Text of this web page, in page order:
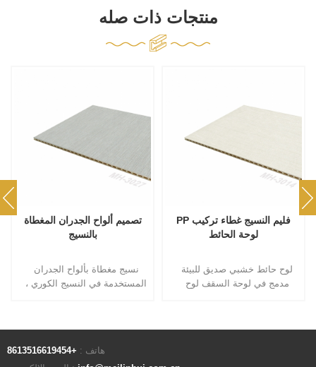
منتجات ذات صله
تصميم ألواح الجدران المغطاة
بالنسيج
نسيج مغطاة بألواح الجدران
المستخدمة في النسيج الكوري ،
PP فليم النسيج غطاء تركيب
لوحة الحائط
لوح حائط خشبي صديق للبيئة
مدمج في لوحة السقف لوح
هاتف : +8613516619454